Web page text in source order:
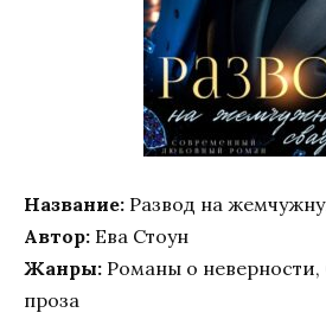
Название: Развод на
Автор: Ева Стоун
Жанры: Романы о
проза